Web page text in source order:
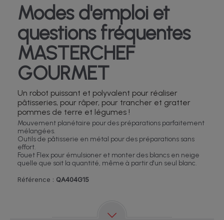
Modes d'emploi et
questions fréquentes
MASTERCHEF
GOURMET
Un robot puissant et polyvalent pour réaliser
pâtisseries, pour râper, pour trancher et gratter
pommes de terre et légumes !
Mouvement planétaire pour des préparations parfaitement
mélangées.
Outils de pâtisserie en métal pour des préparations sans
effort.
Fouet Flex pour émulsioner et monter des blancs en neige
quelle que soit la quantité, même à partir d'un seul blanc.
Référence : QA404G15